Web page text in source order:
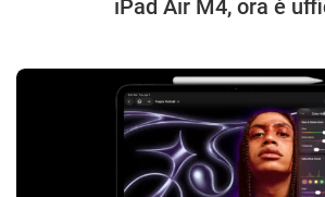
iPad Air M4, ora è